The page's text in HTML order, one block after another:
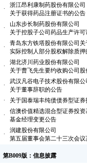
·
浙江昂利康制药股份有限公司
关于获得药品注册证书的公告
·
山东步长制药股份有限公司
关于控股子公司药品生产许
·
青岛东方铁塔股份有限公司关
实际控制人部分股权解除质押
·
湖北济川药业股份有限公司
关于曹飞先生要约收购公司
·
武汉凡谷电子技术股份有限公
关于董事辞职的公告
·
关于国泰瑞丰纯债债券型证
·
信澳价值精选混合型证券投资
基金经理变更公告
·
润建股份有限公司
第五届董事会第二十三次会议
第B009版：信息披露